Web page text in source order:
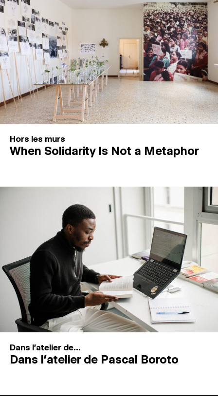
Hors les murs
When Solidarity Is Not a Metaphor
Dans l'atelier de...
Dans l’atelier de Pascal Boroto